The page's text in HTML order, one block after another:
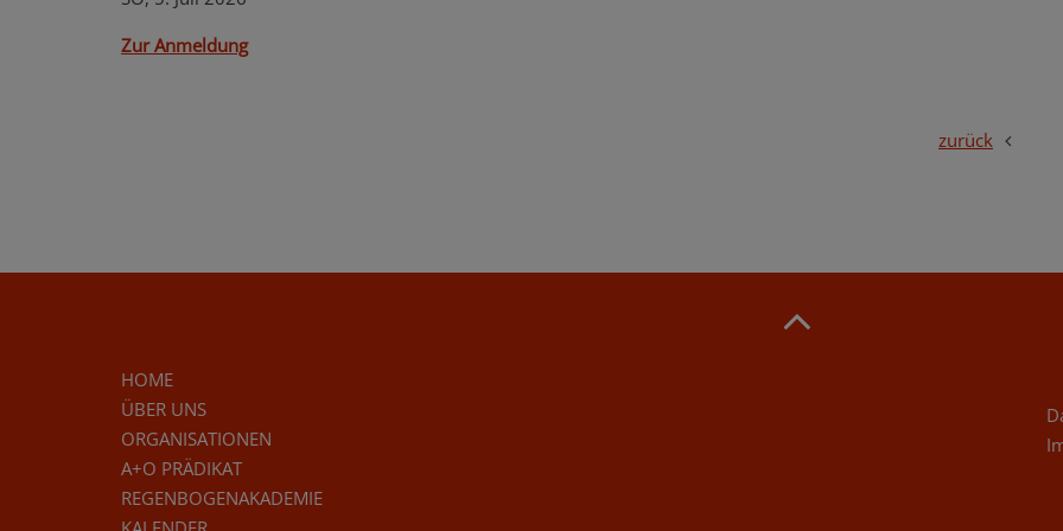
Zur Anmeldung
zurück
HOME
ÜBER UNS
ORGANISATIONEN
A+O PRÄDIKAT
REGENBOGENAKADEMIE